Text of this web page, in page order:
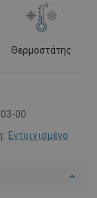
Θερμοστάτης
00
Εντοιχισμένο